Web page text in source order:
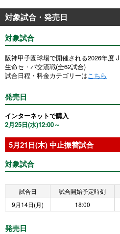
対象試合・発売日
対象試合
阪神甲子園球場で開催される2026年度
生命セ・パ交流戦(全62試合)
試合日程・料金カテゴリーはこちら
発売日
インターネットで購入
2月25日(水)12:00～
5月21日(木) 中止振替試合
対象試合
試合日 試合開始予定時刻
9月14日(月)
18:00
発売日